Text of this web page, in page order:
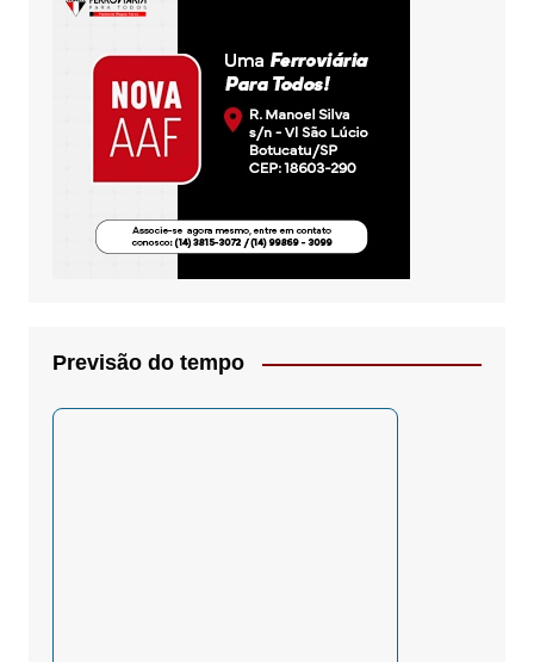
Previsão do tempo